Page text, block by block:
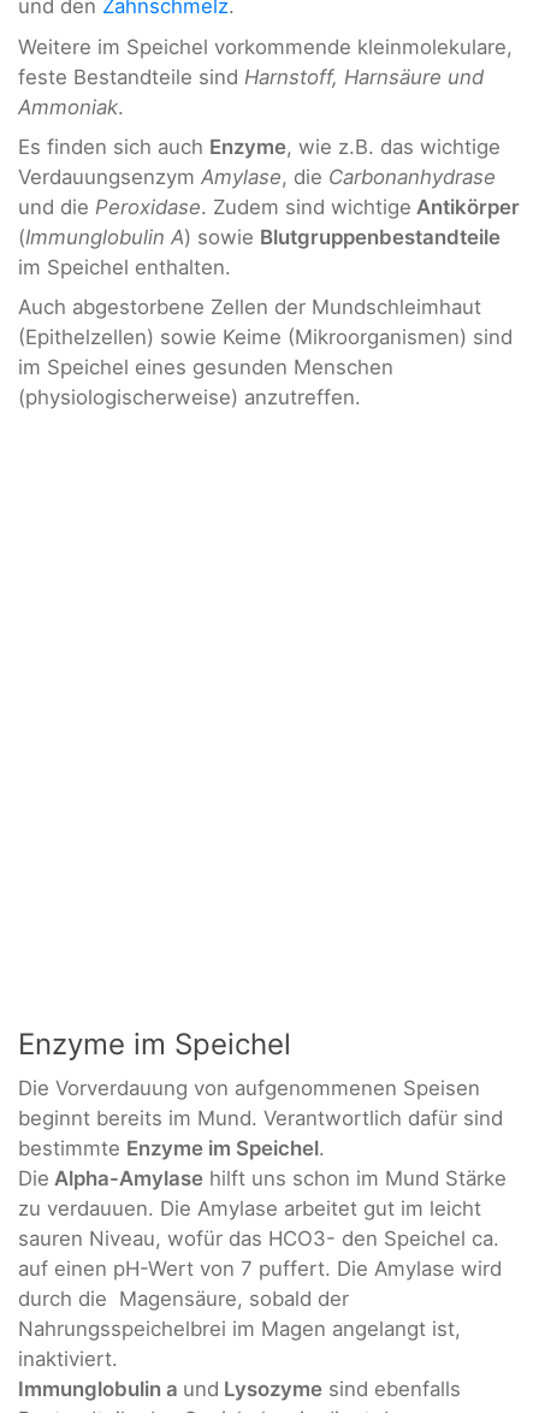
und den Zahnschmelz.
Weitere im Speichel vorkommende kleinmolekulare,
feste Bestandteile sind Harnstoff, Harnsäure und
Ammoniak.
Es finden sich auch Enzyme, wie z.B. das wichtige
Verdauungsenzym Amylase, die Carbonanhydrase
und die Peroxidase. Zudem sind wichtige Antikörper
(Immunglobulin A) sowie Blutgruppenbestandteile
im Speichel enthalten.
Auch abgestorbene Zellen der Mundschleimhaut
(Epithelzellen) sowie Keime (Mikroorganismen) sind
im Speichel eines gesunden Menschen
(physiologischerweise) anzutreffen.
Enzyme im Speichel
Die Vorverdauung von aufgenommenen Speisen
beginnt bereits im Mund. Verantwortlich dafür sind
bestimmte Enzyme im Speichel.
Die Alpha-Amylase hilft uns schon im Mund Stärke
zu verdauuen. Die Amylase arbeitet gut im leicht
sauren Niveau, wofür das HCO3- den Speichel ca.
auf einen pH-Wert von 7 puffert. Die Amylase wird
durch die Magensäure, sobald der
Nahrungsspeichelbrei im Magen angelangt ist,
inaktiviert.
Immunglobulin a und Lysozyme sind ebenfalls